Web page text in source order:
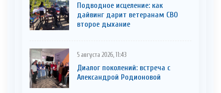
Подводное исцеление: как
дайвинг дарит ветеранам СВО
второе дыхание
5 августа 2026, 11:43
Диалог поколений: встреча с
Александрой Родионовой